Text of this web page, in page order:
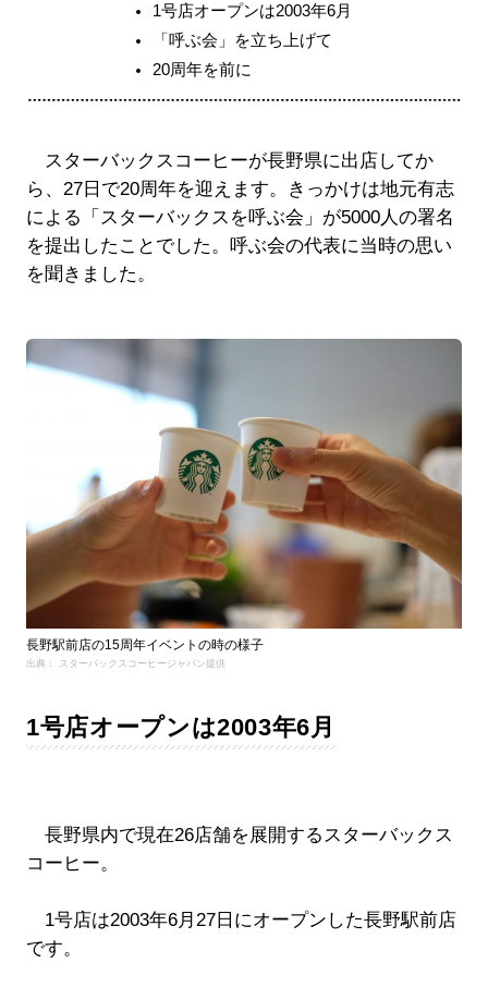
1号店オープンは2003年6月
「呼ぶ会」を立ち上げて
20周年を前に
スターバックスコーヒーが長野県に出店してか
ら、27日で20周年を迎えます。きっかけは地元有志
による「スターバックスを呼ぶ会」が5000人の署名
を提出したことでした。呼ぶ会の代表に当時の思い
を聞きました。
長野駅前店の15周年イベントの時の様子
出典： スターバックスコーヒージャパン提供
1号店オープンは2003年6月
長野県内で現在26店舗を展開するスターバックス
コーヒー。
1号店は2003年6月27日にオープンした長野駅前店
です。